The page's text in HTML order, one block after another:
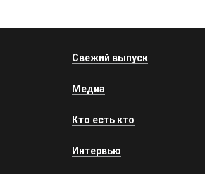
Свежий выпуск
Медиа
Кто есть кто
Интервью